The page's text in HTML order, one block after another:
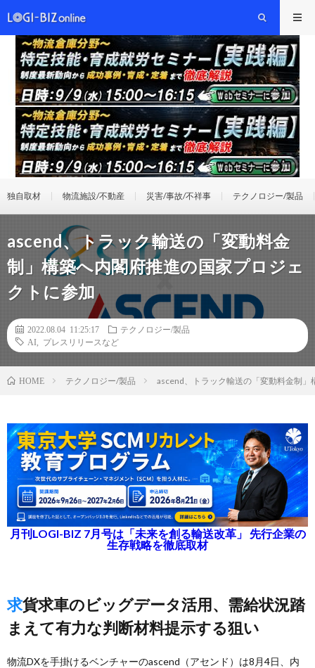
独自取材 物流施設/不動産 災害/事故/不祥事 テクノロジー/製品
ascend、トラック輸送の「変動料金
制」構築へ内閣府推進の国家プロジェ
クトに参加
2022.08.04 11:25:17
テクノロジー/製品
AI
プレスリリースなど
HOME テクノロジー/製品 ascend、トラック輸送の「変動料金制
月刊LOGI-BIZ 7月号は「未来を創る輸送改革」 先行企業の
生存戦略を徹底取材
求貨求車のビッグデータ活用、需給状況踏
まえて有力な判断材料提示する狙い
物流DXを手掛けるベンチャーのascend（アセンド）は8月4日、内